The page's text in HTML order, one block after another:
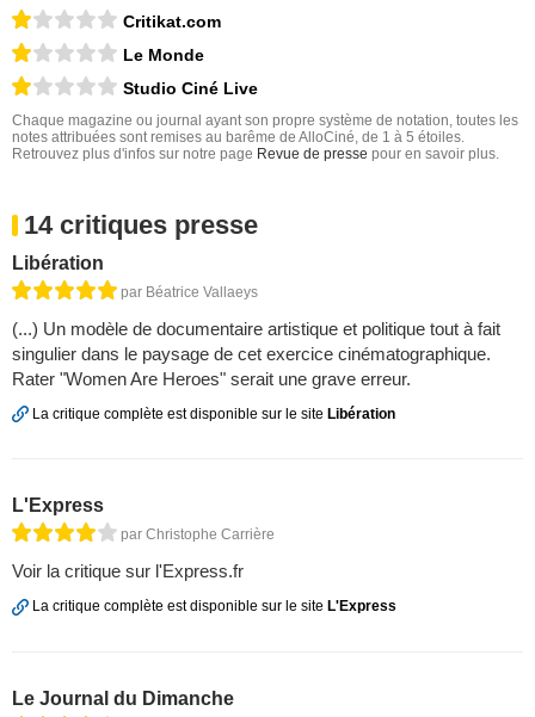
Critikat.com
Le Monde
Studio Ciné Live
Chaque magazine ou journal ayant son propre système de notation, toutes les
notes attribuées sont remises au barême de AlloCiné, de 1 à 5 étoiles.
Retrouvez plus d'infos sur notre page Revue de presse pour en savoir plus.
14 critiques presse
Libération
par Béatrice Vallaeys
(...) Un modèle de documentaire artistique et politique tout à fait
singulier dans le paysage de cet exercice cinématographique.
Rater "Women Are Heroes" serait une grave erreur.
La critique complète est disponible sur le site Libération
L'Express
par Christophe Carrière
Voir la critique sur l'Express.fr
La critique complète est disponible sur le site L'Express
Le Journal du Dimanche